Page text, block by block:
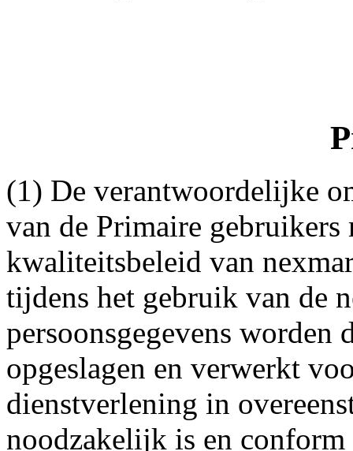
(1) De verantwoordelijke
van de Primaire
kwaliteitsbeleid van
tijdens het gebruik van de
persoonsgegevens worden
opgeslagen en verwerkt
dienstverlening in
noodzakelijk is en